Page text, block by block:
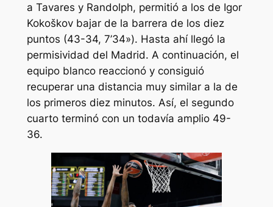
a Tavares y Randolph, permitió a los de Igor
Kokoškov bajar de la barrera de los diez
puntos (43-34, 7’34»). Hasta ahí llegó la
permisividad del Madrid. A continuación, el
equipo blanco reaccionó y consiguió
recuperar una distancia muy similar a la de
los primeros diez minutos. Así, el segundo
cuarto terminó con un todavía amplio 49-
36.